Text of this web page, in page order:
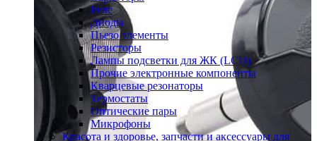
Реле
Диоды
Пьезо элементы
Резисторы
Лампы подсветки для ЖК (LCD)
Прочие электронные компоненты
Кварцевые резонаторы
Термостаты
Оптические пары
Микрофоны
Красота и здоровье, запчасти и аксессуары для